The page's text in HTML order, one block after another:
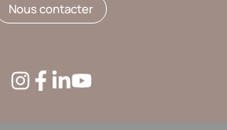
Nous contacter